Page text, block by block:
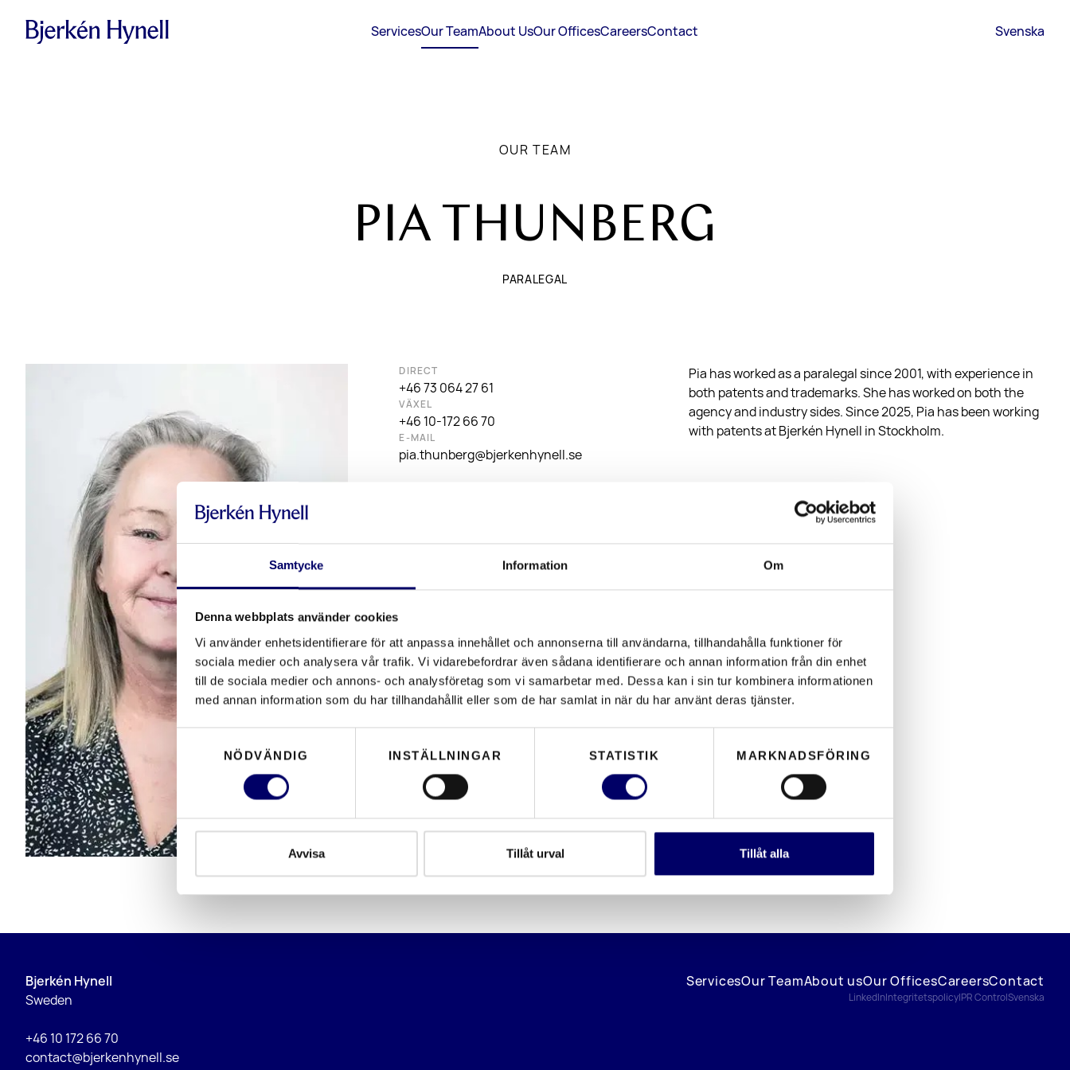
Samtycke Information Om
Denna webbplats använder cookies
Vi använder enhetsidentifierare för att anpassa innehållet och annonserna till användarna, tillhandahålla funktioner för
sociala medier och analysera vår trafik. Vi vidarebefordrar även sådana identifierare och annan information från din enhet
till de sociala medier och annons- och analysföretag som vi samarbetar med. Dessa kan i sin tur kombinera informationen
med annan information som du har tillhandahållit eller som de har samlat in när du har använt deras tjänster.
NÖDVÄNDIG
INSTÄLLNINGAR STATISTIK MARKNADSFÖRING
Avvisa Tillåt urval Tillåt alla
ServicesOur TeamAbout UsOur OfficesCareersContact Svenska
OUR TEAM
PIA THUNBERG
PARALEGAL
DIRECT
+46 73 064 27 61
VÄXEL
+46 10-172 66 70
E-MAIL
pia.thunberg@bjerkenhynell.se
Pia has worked as a paralegal since 2001, with experience in
both patents and trademarks. She has worked on both the
agency and industry sides. Since 2025, Pia has been working
with patents at Bjerkén Hynell in Stockholm.
Bjerkén Hynell
Sweden
+46 10 172 66 70
contact@bjerkenhynell.se
ServicesOur TeamAbout usOur OfficesCareersContact
LinkedInIntegritetspolicyIPR ControlSvenska